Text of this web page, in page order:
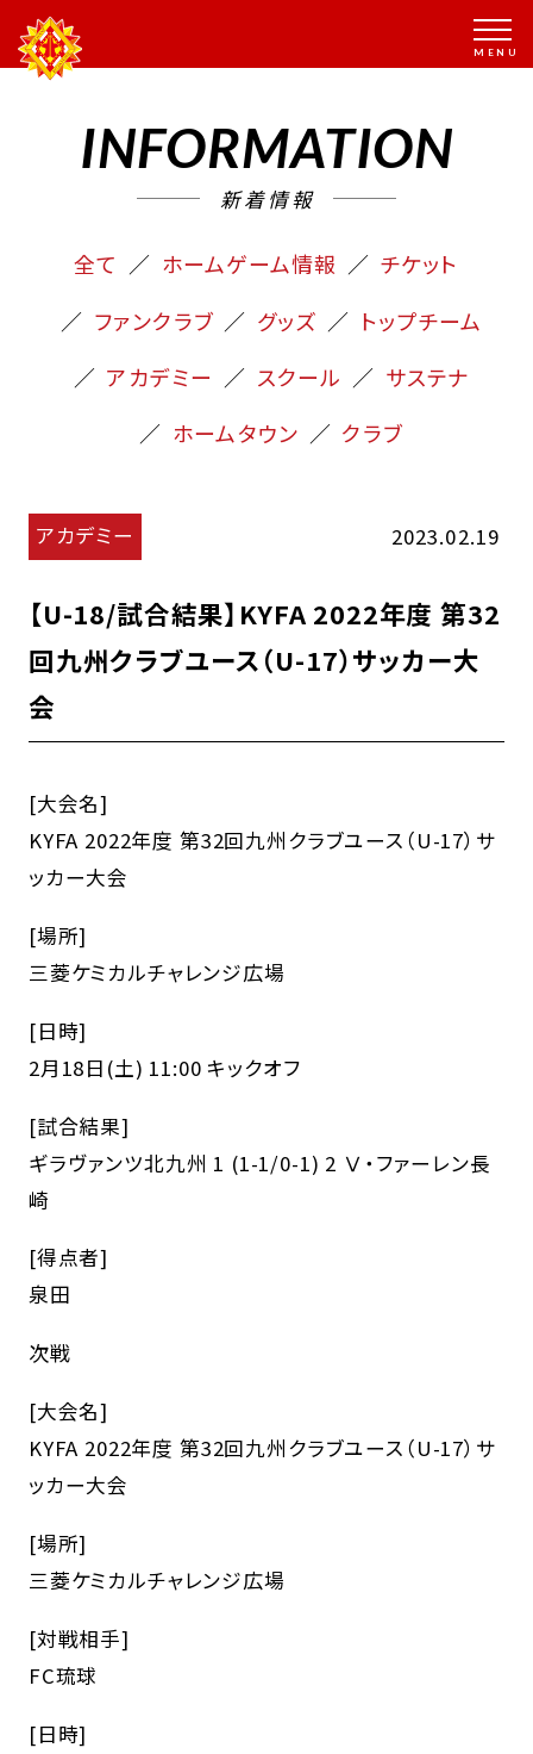
INFORMATION
新着情報
全て ホームゲーム情報
チケット
ファンクラブ
グッズ
トップチーム
アカデミー
スクール
サステナ
ホームタウン
クラブ
アカデミー 2023.02.19
【U-18/試合結果】KYFA 2022年度 第32
回九州クラブユース（U-17）サッカー大
会
[大会名]
KYFA 2022年度 第32回九州クラブユース（U-17）サ
ッカー大会
[場所]
三菱ケミカルチャレンジ広場
[日時]
2月18日(土) 11:00 キックオフ
[試合結果]
ギラヴァンツ北九州 1 (1-1/0-1) 2 Ⅴ・ファーレン長
崎
[得点者]
泉田
次戦
[大会名]
KYFA 2022年度 第32回九州クラブユース（U-17）サ
ッカー大会
[場所]
三菱ケミカルチャレンジ広場
[対戦相手]
FC琉球
[日時]